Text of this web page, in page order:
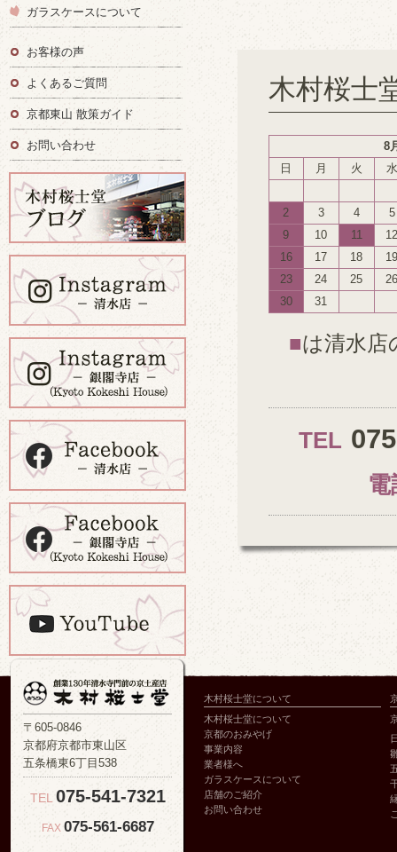
木村桜士
8
日
月 火 水
2 3 4
5
9
10 11
12
16
17 18
19
23
24 25
26
30
31
■は清水店
TEL
電
ガラスケースについて
お客様の声
よくあるご質問
京都東山 散策ガイド
お問い合わせ
〒605-0846
京都府京都市東山区
五条橋東6丁目538
TEL 075-541-7321
FAX 075-561-6687
木村桜士堂について
木村桜士堂について
京都のおみやげ
事業内容
業者様へ
ガラスケースについて
店舗のご紹介
お問い合わせ